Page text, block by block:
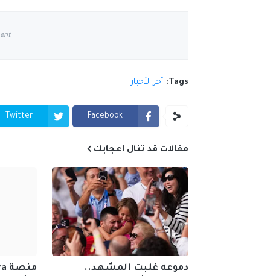
Tags: أخر الأخبار
Facebook
Twitter
مقالات قد تنال اعجابك
دموعه غلبت المشهد..